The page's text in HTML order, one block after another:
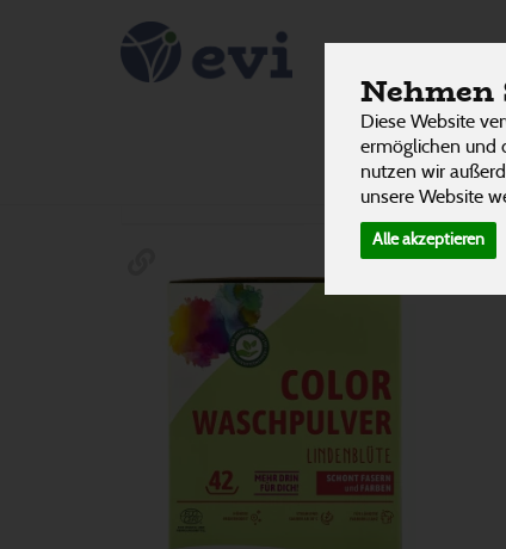
Nehmen
Diese Website
ermöglichen und
nutzen wir
unsere Website
Alle akzeptieren
Pulver
Ernährung